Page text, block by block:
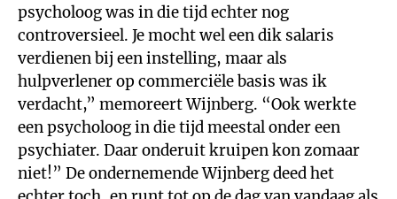
psycholoog was in die tijd echter nog
controversieel. Je mocht wel een dik salaris
verdienen bij een instelling, maar als
hulpverlener op commerciële basis was ik
verdacht,” memoreert Wijnberg. “Ook werkte
een psycholoog in die tijd meestal onder een
psychiater. Daar onderuit kruipen kon zomaar
niet!” De ondernemende Wijnberg deed het